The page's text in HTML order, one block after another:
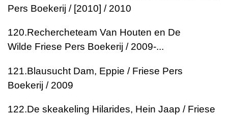
Pers Boekerij / [2010] / 2010
120.Rechercheteam Van Houten en De
Wilde Friese Pers Boekerij / 2009-...
121.Blausucht Dam, Eppie / Friese Pers
Boekerij / 2009
122.De skeakeling Hilarides, Hein Jaap / Friese